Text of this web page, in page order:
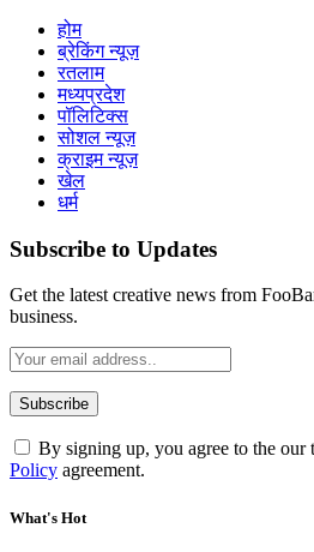
होम
ब्रेकिंग न्यूज़
रतलाम
मध्यप्रदेश
पॉलिटिक्स
सोशल न्यूज़
क्राइम न्यूज़
खेल
धर्म
Subscribe to Updates
Get the latest creative news from
business.
By signing up, you agree to the our
Policy agreement.
What's Hot